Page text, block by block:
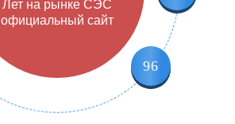
96
Лет на рынке СЭС
официальный сайт